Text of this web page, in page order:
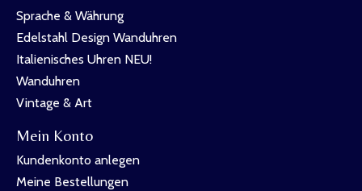
Sprache & Währung
Edelstahl Design Wanduhren
Italienisches Uhren NEU!
Wanduhren
Vintage & Art
Mein Konto
Kundenkonto anlegen
Meine Bestellungen